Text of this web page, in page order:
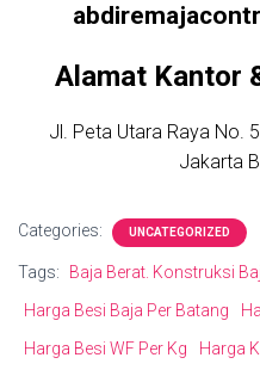
Alamat Kantor
Jl. Peta Utara Raya No.
Jakarta
Categories: UNCATEGORIZED
Tags: Baja Berat. Konstruksi
Harga Besi Baja Per Batang
Harga Besi WF Per Kg
Harga